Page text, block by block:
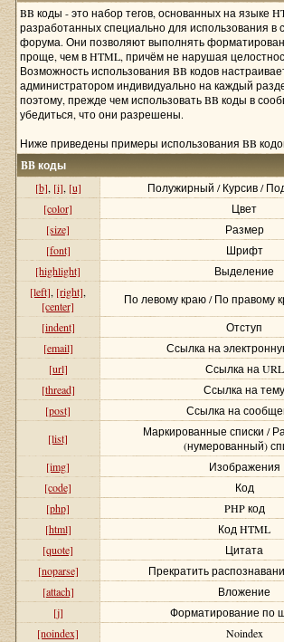
BB коды - это набор тегов, основанных на языке
разработанных специально для использования в
форума. Они позволяют выполнять
проще, чем в HTML, причём не нарушая
Возможность использования BB кодов
администратором индивидуально на каждый
поэтому, прежде чем использовать BB коды в
убедиться, что они разрешены.
Ниже приведены примеры использования BB
BB коды
[b], [i], [u]
Полужирный / Курсив /
[color]
Цвет
[size]
Размер
[font]
Шрифт
[highlight]
Выделение
[left], [right],
[center]
По левому краю / По правому
[indent]
Отступ
[email]
Ссылка на
[url]
Ссылка на URL
[thread]
Ссылка на тему
[post]
Ссылка на
[list]
Маркированные списки /
(нумерованный)
[img]
Изображения
[code]
Код
[php]
PHP код
[html]
Код HTML
[quote]
Цитата
[noparse]
Прекратить
[attach]
Вложение
[j]
Форматирование по
[noindex]
Noindex